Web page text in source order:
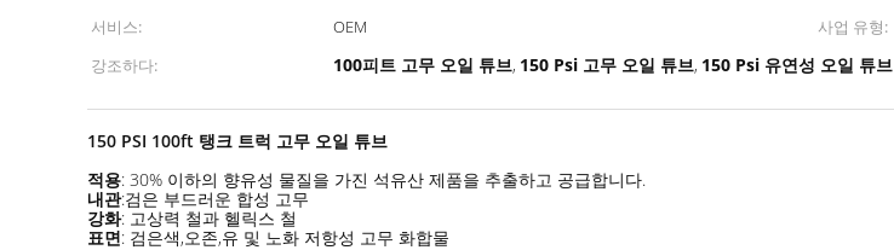
서비스:
OEM 사업 유형:
강조하다:
100피트 고무 오일 튜브, 150 Psi 고무 오일 튜브, 150 Psi 유연성 오일 튜브
150 PSI 100ft 탱크 트럭 고무 오일 튜브
적용: 30% 이하의 향유성 물질을 가진 석유산 제품을 추출하고 공급합니다.
내관:검은 부드러운 합성 고무
강화: 고상력 철과 헬릭스 철
표면: 검은색,오존,유 및 노화 저항성 고무 화합물